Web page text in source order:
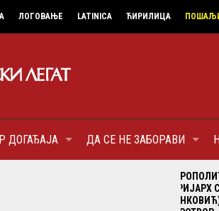
ЛОГОВАЊЕ LATINICA ЋИРИЛИЦА
ДОГАЂАЈА ДА СЕ НЕ ЗАБОРАВИ
6
AUGUST